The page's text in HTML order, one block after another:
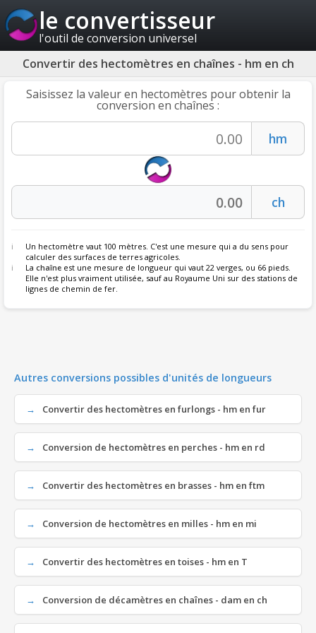
le convertisseur
l'outil de conversion universel
Convertir des hectomètres en chaînes - hm en ch
Saisissez la valeur en hectomètres pour obtenir la
conversion en chaînes :
Un hectomètre vaut 100 mètres. C'est une mesure qui a du sens pour
calculer des surfaces de terres agricoles.
La chaîne est une mesure de longueur qui vaut 22 verges, ou 66 pieds.
Elle n'est plus vraiment utilisée, sauf au Royaume Uni sur des stations de
lignes de chemin de fer.
Autres conversions possibles d'unités de longueurs
Convertir des hectomètres en furlongs - hm en fur
Conversion de hectomètres en perches - hm en rd
Convertir des hectomètres en brasses - hm en ftm
Conversion de hectomètres en milles - hm en mi
Convertir des hectomètres en toises - hm en T
Conversion de décamètres en chaînes - dam en ch